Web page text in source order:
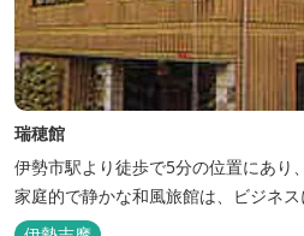
瑞穂館
伊勢市駅より徒歩で5分の位置にあり
家庭的で静かな和風旅館は、ビジネス